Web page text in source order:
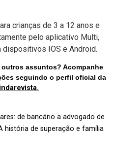
crianças de 3 a 12 anos e
pelo aplicativo Multi,
IOS e Android.
assuntos? Acompanhe
seguindo o perfil oficial da
de bancário a advogado de
história de superação e família